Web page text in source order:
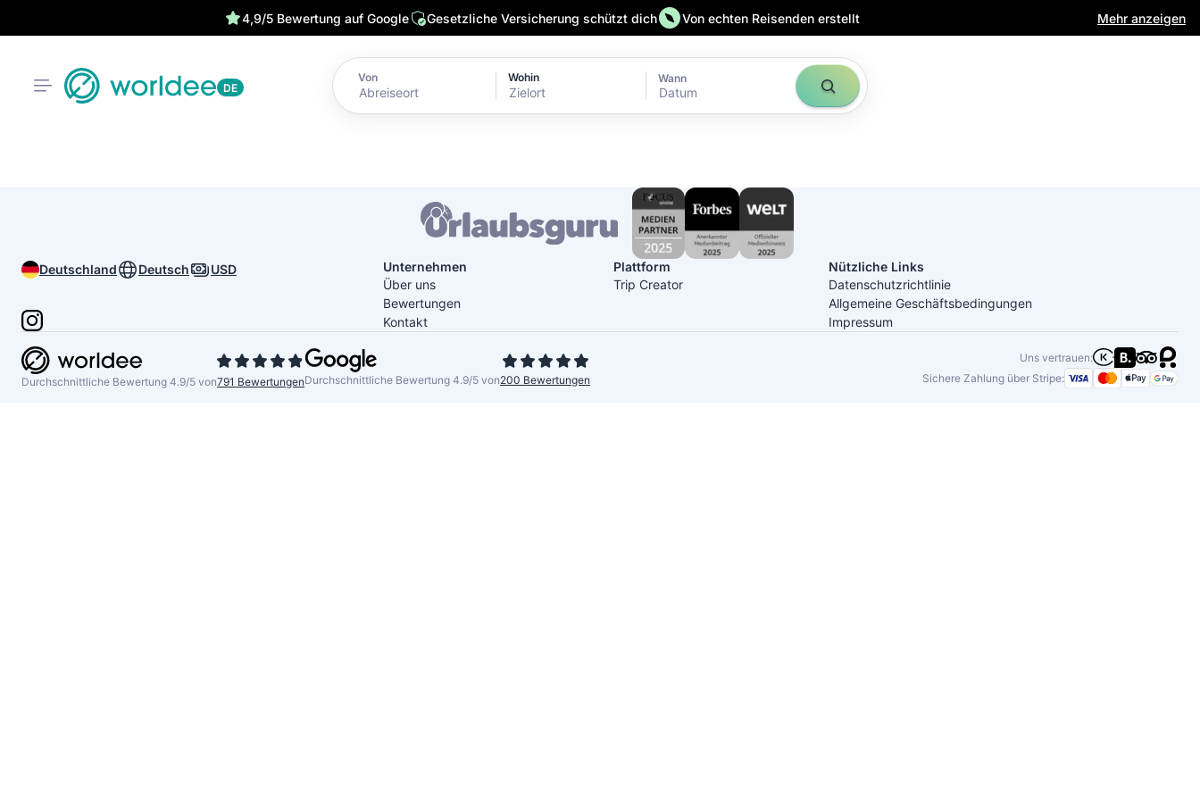
4,9/5 Bewertung auf Google Gesetzliche Versicherung schützt dich Von echten Reisenden erstellt Mehr anzeigen
DE
Von Wohin Wann
Datum
Deutschland Deutsch USD
Unternehmen
Über uns
Bewertungen
Kontakt
Plattform
Trip Creator
Nützliche Links
Datenschutzrichtlinie
Allgemeine Geschäftsbedingungen
Impressum
Durchschnittliche Bewertung 4.9/5 von791 BewertungenDurchschnittliche Bewertung 4.9/5 von200 Bewertungen
Uns vertrauen:
Sichere Zahlung über Stripe: